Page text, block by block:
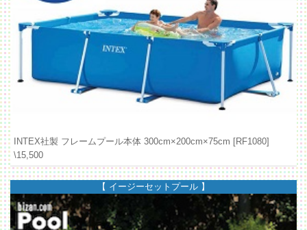
INTEX社製 フレームプール本体 300cm×200cm×75cm [RF1080]
\15,500
【 イージーセットプール 】